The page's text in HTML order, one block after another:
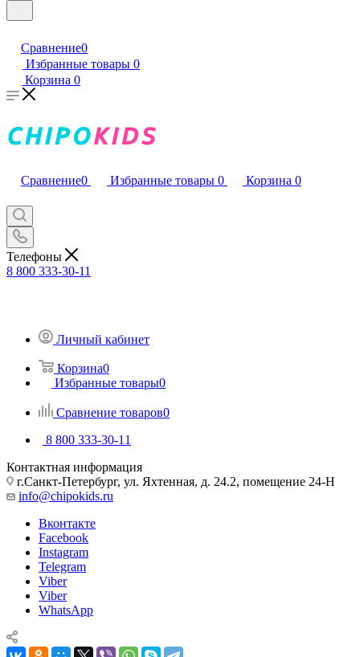
Сравнение0
Избранные товары 0
Корзина 0
Сравнение0 Избранные товары 0 Корзина 0
Телефоны
8 800 333-30-11
Личный кабинет
Корзина0
Избранные товары0
Сравнение товаров0
8 800 333-30-11
Контактная информация
г.Санкт-Петербург, ул. Яхтенная, д. 24.2, помещение 24-Н
info@chipokids.ru
Вконтакте
Facebook
Instagram
Telegram
Viber
Viber
WhatsApp